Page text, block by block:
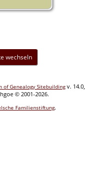
wechseln
of Genealogy Sitebuildingv. 14.0,
© 2001-2026.
Familienstiftung.